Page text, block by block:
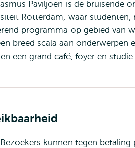
Paviljoen is de bruisende
Rotterdam, waar
programma op gebied van
breed scala aan onderwerpen
een grand café, foyer en
Bezoekers kunnen tegen betaling